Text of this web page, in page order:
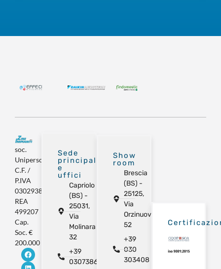
soc.
Unipersonale
C.F. /
P.IVA
03029380981
REA
499207
Cap.
Soc. €
200.000
Sede
principale
e
uffici
Capriolo
(BS) -
25031,
Via
Molinara
32
+39
0307386325
Show
room
Brescia
(BS) -
25125,
Via
Orzinuovi
52
+39
030
303408